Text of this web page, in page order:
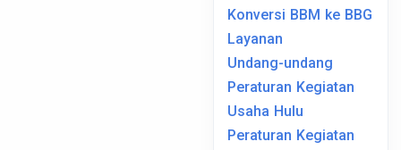
Konversi BBM ke BBG
Layanan
Undang-undang
Peraturan Kegiatan
Usaha Hulu
Peraturan Kegiatan